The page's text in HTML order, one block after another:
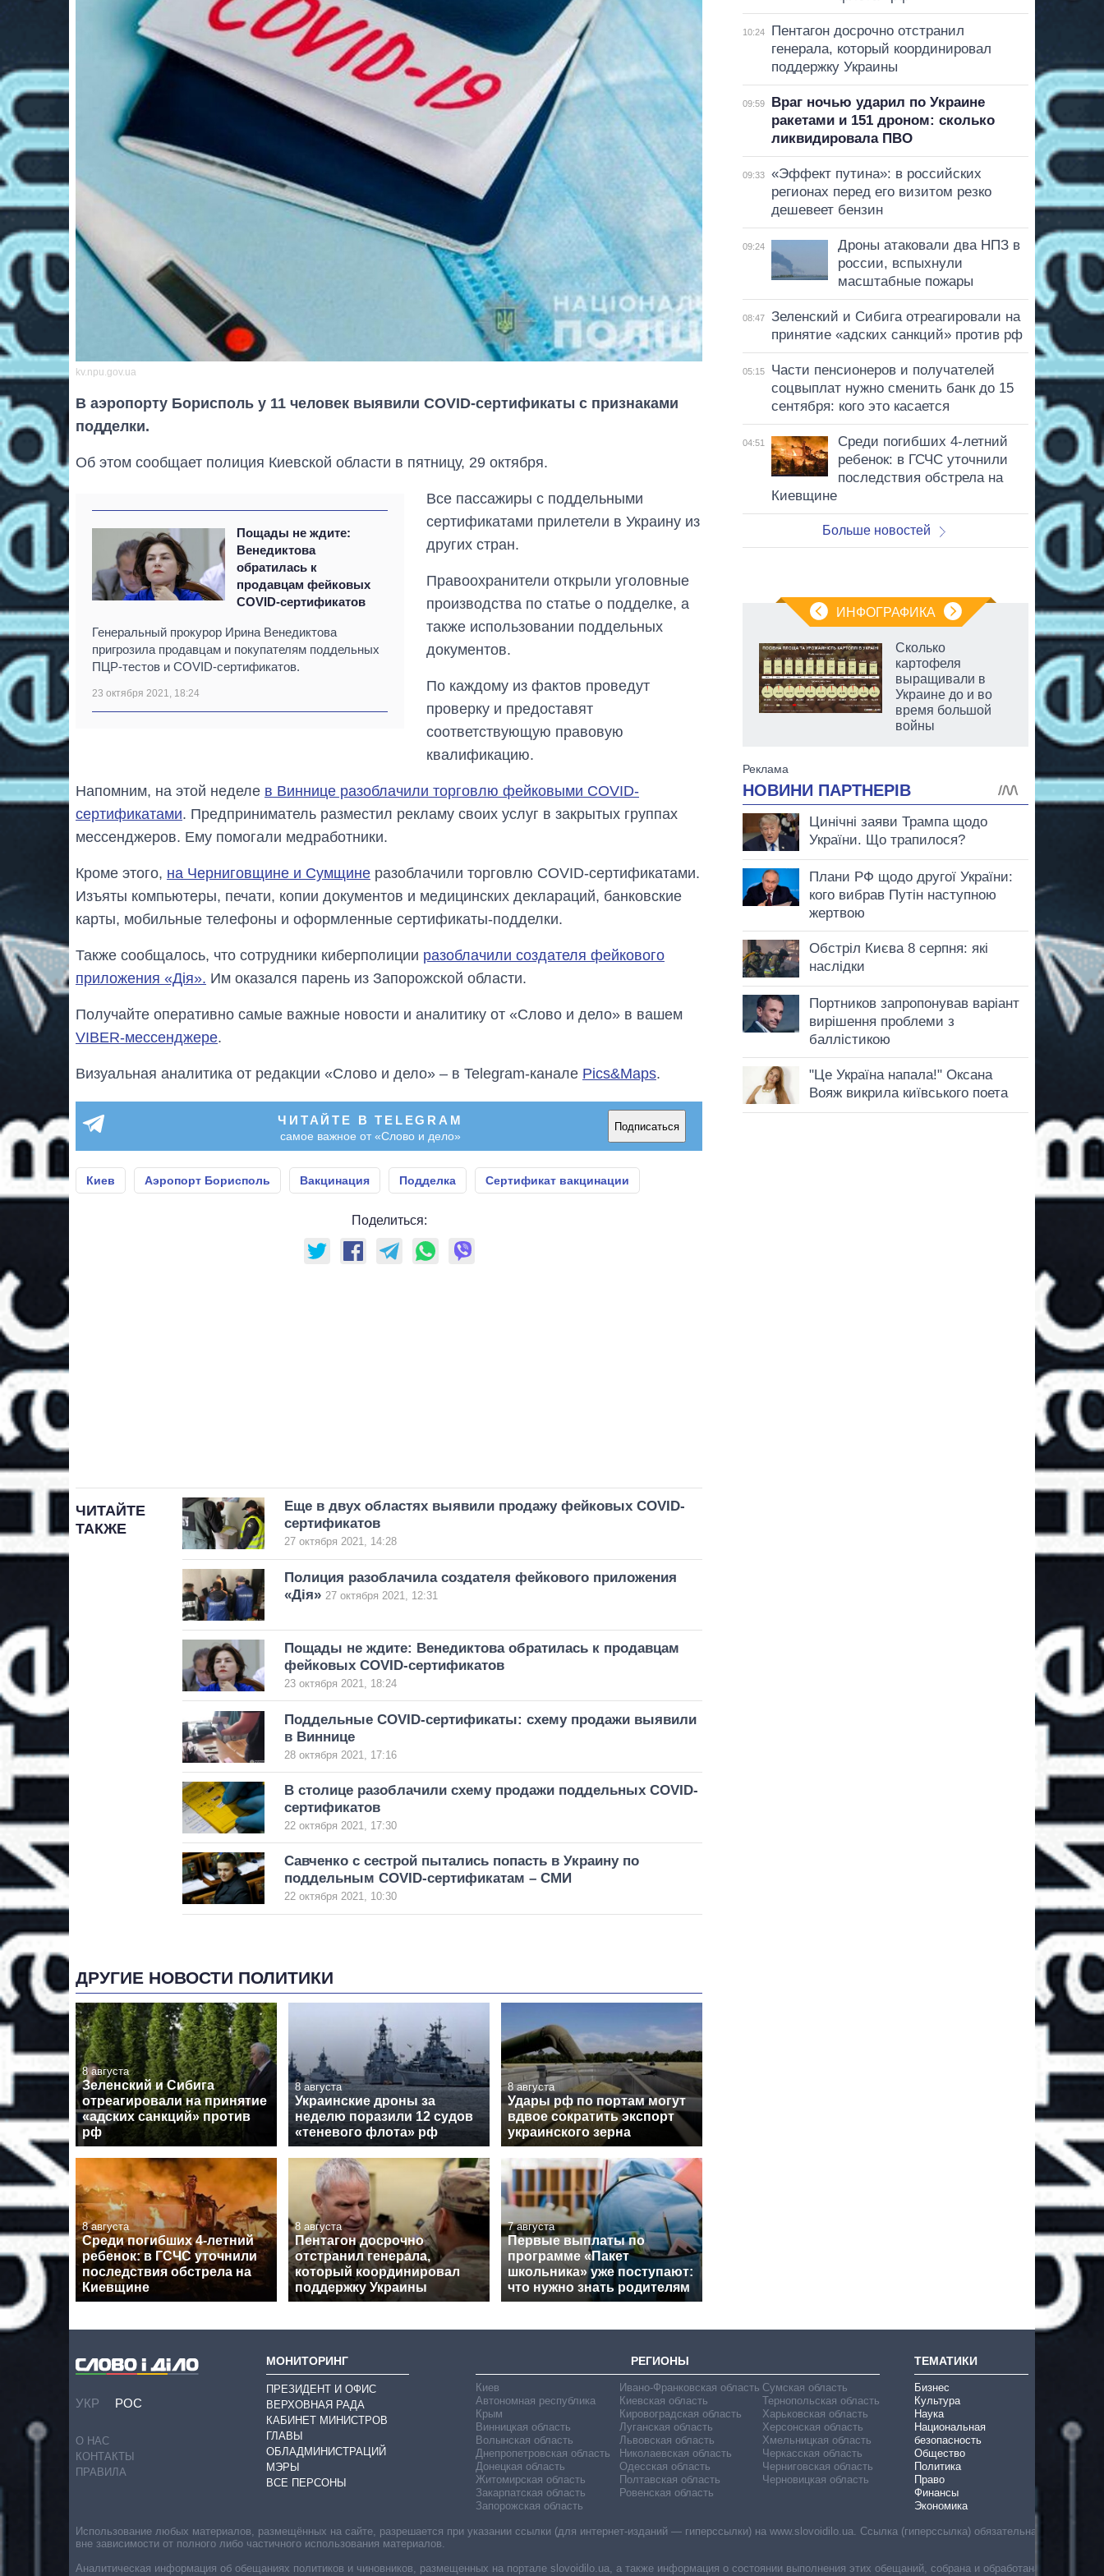
kv.npu.gov.ua
В аэропорту Борисполь у 11 человек выявили COVID-сертификаты с признаками
подделки.
Об этом сообщает полиция Киевской области в пятницу, 29 октября.
Пощады не ждите:
Венедиктова
обратилась к
продавцам фейковых
COVID-сертификатов
Генеральный прокурор Ирина Венедиктова
пригрозила продавцам и покупателям поддельных
ПЦР-тестов и COVID-сертификатов.
23 октября 2021, 18:24
Все пассажиры с поддельными
сертификатами прилетели в Украину из
других стран.
Правоохранители открыли уголовные
производства по статье о подделке, а
также использовании поддельных
документов.
По каждому из фактов проведут
проверку и предоставят
соответствующую правовую
квалификацию.
Напомним, на этой неделе в Виннице разоблачили торговлю фейковыми COVID-
сертификатами. Предприниматель разместил рекламу своих услуг в закрытых группах
мессенджеров. Ему помогали медработники.
Кроме этого, на Черниговщине и Сумщине разоблачили торговлю COVID-сертификатами.
Изъяты компьютеры, печати, копии документов и медицинских деклараций, банковские
карты, мобильные телефоны и оформленные сертификаты-подделки.
Также сообщалось, что сотрудники киберполиции разоблачили создателя фейкового
приложения «Дія». Им оказался парень из Запорожской области.
Получайте оперативно самые важные новости и аналитику от «Слово и дело» в вашем
VIBER-мессенджере.
Визуальная аналитика от редакции «Слово и дело» – в Telegram-канале Pics&Maps.
ЧИТАЙТЕ В TELEGRAM
самое важное от «Слово и дело»
Подписаться
Киев Аэропорт Борисполь Вакцинация Подделка Сертификат вакцинации
Поделиться:
ЧИТАЙТЕ
ТАКЖЕ
Еще в двух областях выявили продажу фейковых COVID-
сертификатов
27 октября 2021, 14:28
Полиция разоблачила создателя фейкового приложения
«Дія» 27 октября 2021, 12:31
Пощады не ждите: Венедиктова обратилась к продавцам
фейковых COVID-сертификатов
23 октября 2021, 18:24
Поддельные COVID-сертификаты: схему продажи выявили
в Виннице
28 октября 2021, 17:16
В столице разоблачили схему продажи поддельных COVID-
сертификатов
22 октября 2021, 17:30
Савченко с сестрой пытались попасть в Украину по
поддельным COVID-сертификатам – СМИ
22 октября 2021, 10:30
ДРУГИЕ НОВОСТИ ПОЛИТИКИ
8 августа
Зеленский и Сибига
отреагировали на принятие
«адских санкций» против
рф
8 августа
Украинские дроны за
неделю поразили 12 судов
«теневого флота» рф
8 августа
Удары рф по портам могут
вдвое сократить экспорт
украинского зерна
8 августа
Среди погибших 4-летний
ребенок: в ГСЧС уточнили
последствия обстрела на
Киевщине
8 августа
Пентагон досрочно
отстранил генерала,
который координировал
поддержку Украины
7 августа
Первые выплаты по
программе «Пакет
школьника» уже поступают:
что нужно знать родителям
10:24
Пентагон досрочно отстранил
генерала, который координировал
поддержку Украины
09:59
Враг ночью ударил по Украине
ракетами и 151 дроном: сколько
ликвидировала ПВО
09:33
«Эффект путина»: в российских
регионах перед его визитом резко
дешевеет бензин
09:24
Дроны атаковали два НПЗ в
россии, вспыхнули
масштабные пожары
08:47
Зеленский и Сибига отреагировали на
принятие «адских санкций» против рф
05:15
Части пенсионеров и получателей
соцвыплат нужно сменить банк до 15
сентября: кого это касается
04:51
Среди погибших 4-летний
ребенок: в ГСЧС уточнили
последствия обстрела на
Киевщине
Больше новостей
ИНФОГРАФИКА
должность
Сколько
картофеля
выращивали в
Украине до и во
время большой
войны
УКР РОС
О НАС
КОНТАКТЫ
ПРАВИЛА
МОНИТОРИНГ
ПРЕЗИДЕНТ И ОФИС
ВЕРХОВНАЯ РАДА
КАБИНЕТ МИНИСТРОВ
ГЛАВЫ
ОБЛАДМИНИСТРАЦИЙ
МЭРЫ
ВСЕ ПЕРСОНЫ
РЕГИОНЫ
Киев
Автономная республика
Крым
Винницкая область
Волынская область
Днепропетровская область
Донецкая область
Житомирская область
Закарпатская область
Запорожская область
Ивано-Франковская область
Киевская область
Кировоградская область
Луганская область
Львовская область
Николаевская область
Одесская область
Полтавская область
Ровенская область
Сумская область
Тернопольская область
Харьковская область
Херсонская область
Хмельницкая область
Черкасская область
Черниговская область
Черновицкая область
ТЕМАТИКИ
Бизнес
Культура
Наука
Национальная
безопасность
Общество
Политика
Право
Финансы
Экономика
Использование любых материалов, размещённых на сайте, разрешается при указании ссылки (для интернет-изданий — гиперссылки) на www.slovoidilo.ua. Ссылка (гиперссылка) обязательна
вне зависимости от полного либо частичного использования материалов.
Аналитическая информация об обещаниях политиков и чиновников, размещенных на портале slovoidilo.ua, а также информация о состоянии выполнения этих обещаний, собрана и обработана